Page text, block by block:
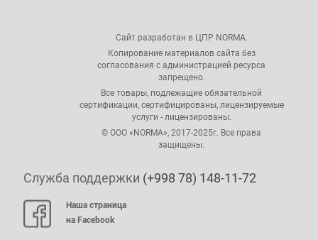
Сайт разработан в ЦПР NORMA.
Копирование материалов сайта без
согласования с администрацией ресурса
запрещено.
Все товары, подлежащие обязательной
сертификации, сертифицированы, лицензируемые
услуги - лицензированы.
© ООО «NORMA», 2017-2025г. Все права
защищены.
Служба поддержки (+998 78) 148-11-72
Наша страница
на Facebook